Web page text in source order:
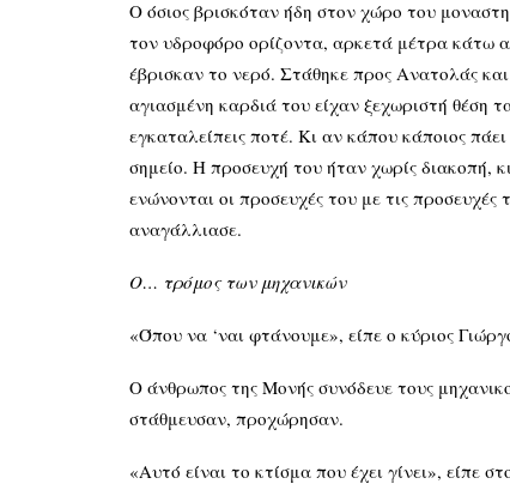
Ο όσιος βρισκόταν ήδη στον χώρο του
τον υδροφόρο ορίζοντα, αρκετά μέτρα κάτω
έβρισκαν το νερό. Στάθηκε προς Ανατολάς
αγιασμένη καρδιά του είχαν ξεχωριστή θέση
εγκαταλείπεις ποτέ. Κι αν κάπου κάποιος
σημείο. Η προσευχή του ήταν χωρίς διακοπή,
ενώνονται οι προσευχές του με τις
αναγάλλιασε.
Ο… τρόμος των μηχανικών
«Όπου να ‘ναι φτάνουμε», είπε ο κύριος
Ο άνθρωπος της Μονής συνόδευε τους
στάθμευσαν, προχώρησαν.
«Αυτό είναι το κτίσμα που έχει γίνει», είπε